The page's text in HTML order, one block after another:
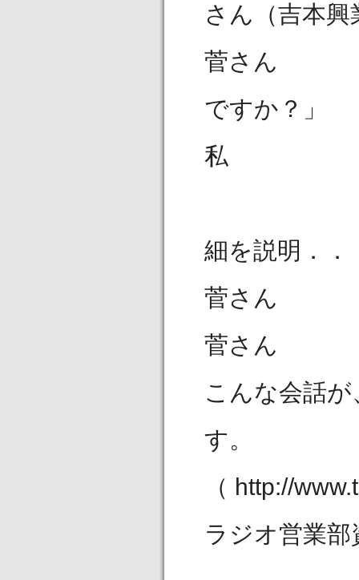
さん（吉本興
菅さん 「
ですか？」
私 「本
細を説明．．
菅さん
菅さん 「
こんな会話
す。
（ http://
ラジオ営業